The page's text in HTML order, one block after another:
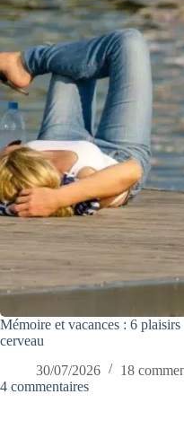
Mémoire et vacances : 6
cerveau
30/07/2026
18
4 commentaires